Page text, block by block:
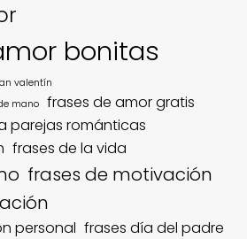
bonitas
valentín
mano frases de amor gratis
parejas románticas
frases de la vida
frases de motivación
personal frases día del padre